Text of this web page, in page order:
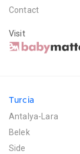
Contact
Visit
Turcia
Antalya-Lara
Belek
Side